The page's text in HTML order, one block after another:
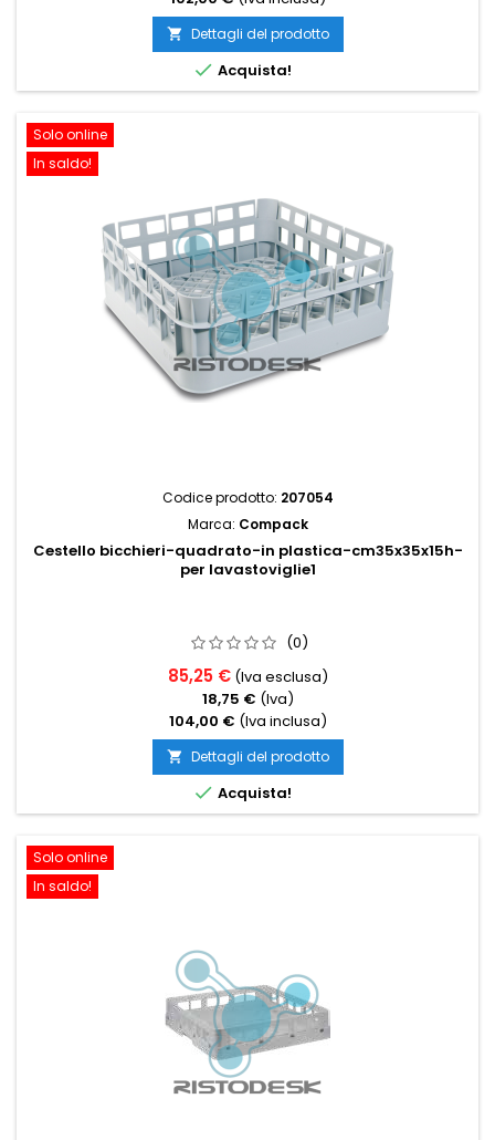
 Dettagli del prodotto
 Acquista!
Solo online
In saldo!
Codice prodotto: 207054
Marca: Compack
Cestello bicchieri-quadrato-in plastica-cm35x35x15h-
per lavastoviglie1
(0)
85,25 € (Iva esclusa)
18,75 € (Iva)
104,00 € (Iva inclusa)
 Dettagli del prodotto
 Acquista!
Solo online
In saldo!